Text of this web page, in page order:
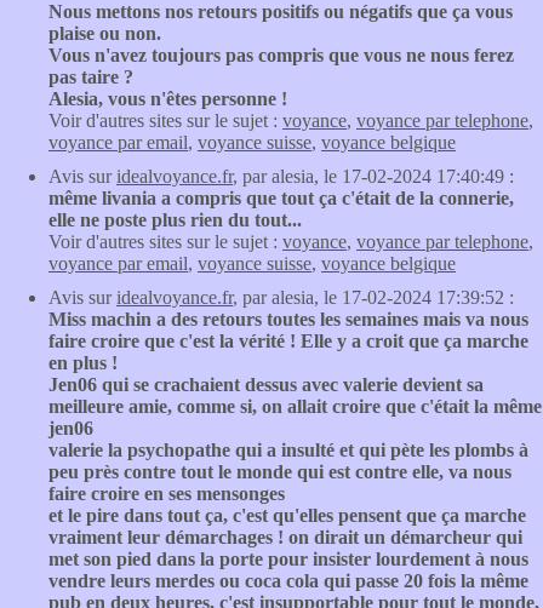
Nous mettons nos retours positifs ou négatifs que ça vous
plaise ou non.
Vous n'avez toujours pas compris que vous ne nous ferez
pas taire ?
Alesia, vous n'êtes personne !
Voir d'autres sites sur le sujet : voyance, voyance par telephone,
voyance par email, voyance suisse, voyance belgique
Avis suridealvoyance.fr, par alesia, le 17-02-2024 17:40:49 :
même livania a compris que tout ça c'était de la connerie,
elle ne poste plus rien du tout...
Voir d'autres sites sur le sujet : voyance, voyance par telephone,
voyance par email, voyance suisse, voyance belgique
Avis suridealvoyance.fr, par alesia, le 17-02-2024 17:39:52 :
Miss machin a des retours toutes les semaines mais va nous
faire croire que c'est la vérité ! Elle y a croit que ça marche
en plus !
Jen06 qui se crachaient dessus avec valerie devient sa
meilleure amie, comme si, on allait croire que c'était la même
jen06
valerie la psychopathe qui a insulté et qui pète les plombs à
peu près contre tout le monde qui est contre elle, va nous
faire croire en ses mensonges
et le pire dans tout ça, c'est qu'elles pensent que ça marche
vraiment leur démarchages ! on dirait un démarcheur qui
met son pied dans la porte pour insister lourdement à nous
vendre leurs merdes ou coca cola qui passe 20 fois la même
pub en deux heures, c'est insupportable pour tout le monde,